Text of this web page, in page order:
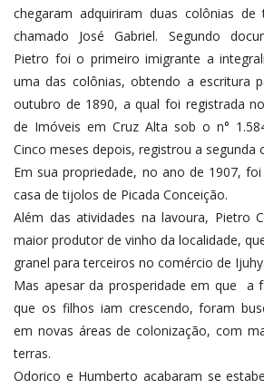
chegaram adquiriram duas colônias
chamado José Gabriel. Segundo
Pietro foi o primeiro imigrante a
uma das colônias, obtendo a escritura
outubro de 1890, a qual foi registrada
de Imóveis em Cruz Alta sob o n°
Cinco meses depois, registrou a segunda
Em sua propriedade, no ano de 1907,
casa de tijolos de Picada Conceição.
Além das atividades na lavoura, Pietro
maior produtor de vinho da localidade,
granel para terceiros no comércio de Ijuhy.
Mas apesar da prosperidade em que a
que os filhos iam crescendo, foram
em novas áreas de colonização, com
terras.
Odorico e Humberto acabaram se